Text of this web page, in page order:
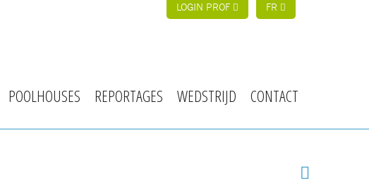
LOGIN PROF FR
POOLHOUSES REPORTAGES WEDSTRIJD CONTACT